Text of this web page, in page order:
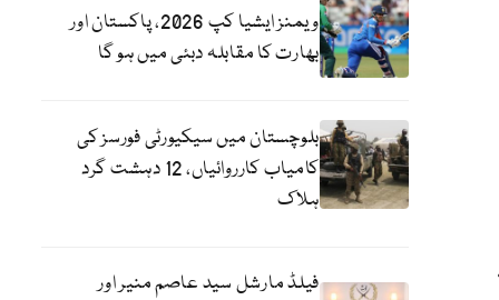
ویمنز ایشیا کپ 2026، پاکستان اور
بھارت کا مقابلہ دبئی میں ہو گا
بلوچستان میں سیکیورٹی فورسز کی
کامیاب کارروائیاں، 12 دہشت گرد
ہلاک
فیلڈ مارشل سید عاصم منیر اور